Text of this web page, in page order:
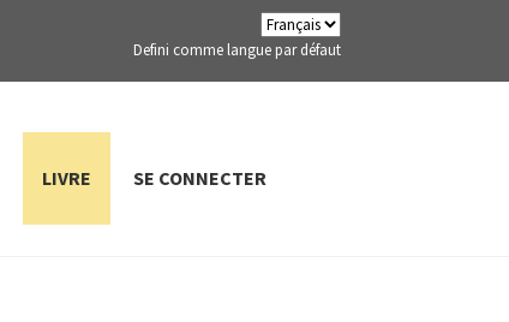
Defini comme langue par défaut
LIVRE SE CONNECTER